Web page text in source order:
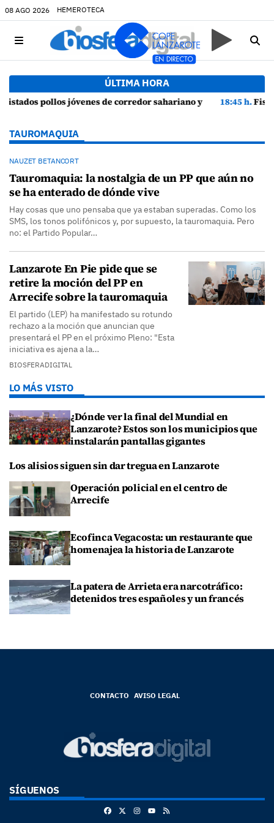
08 AGO 2026 HEMEROTECA
ÚLTIMA HORA
y episodios de cortejo de hubara cerca del rally de Lanzarote
18:45 h.Fiscalía denuncia a Yonathan de León y a
TAUROMAQUIA
NAUZET BETANCORT
Tauromaquia: la nostalgia de un PP que aún no
se ha enterado de dónde vive
Hay cosas que uno pensaba que ya estaban superadas. Como los
SMS, los tonos polifónicos y, por supuesto, la tauromaquia. Pero
no: el Partido Popular…
Lanzarote En Pie pide que se
retire la moción del PP en
Arrecife sobre la tauromaquia
El partido (LEP) ha manifestado su rotundo
rechazo a la moción que anuncian que
presentará el PP en el próximo Pleno: "Esta
iniciativa es ajena a la…
BIOSFERADIGITAL
LO MÁS VISTO
¿Dónde ver la final del Mundial en
Lanzarote? Estos son los municipios que
instalarán pantallas gigantes
Los alisios siguen sin dar tregua en Lanzarote
Operación policial en el centro de
Arrecife
Ecofinca Vegacosta: un restaurante que
homenajea la historia de Lanzarote
La patera de Arrieta era narcotráfico:
detenidos tres españoles y un francés
CONTACTO AVISO LEGAL
SÍGUENOS
FacebookInstagram